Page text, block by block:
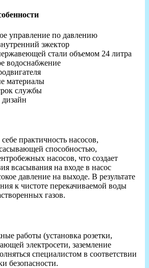
управление по давлению
эжектор
стали объемом 24 литра
водоснабжение
материалы
службы
практичность насосов,
способностью,
насосов, что создает
всасывания на входе в насос
давление на выходе. В результате
к чистоте перекачиваемой воды
газов.
работы (установка розетки,
электросети, заземление
специалистом в соответствии
безопасности.